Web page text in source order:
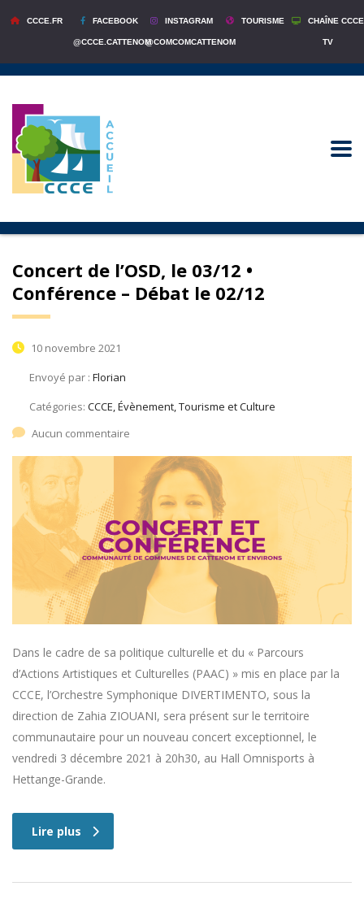
CCCE.FR FACEBOOK
@CCCE.CATTENOM
INSTAGRAM
@COMCOMCATTENOM
TOURISME CHAÎNE CCCE
TV
Concert de l’OSD, le 03/12 •
Conférence – Débat le 02/12
10 novembre 2021
Envoyé par : Florian
Catégories: CCCE, Évènement, Tourisme et Culture
Aucun commentaire
Dans le cadre de sa politique culturelle et du « Parcours
d’Actions Artistiques et Culturelles (PAAC) » mis en place par la
CCCE, l’Orchestre Symphonique DIVERTIMENTO, sous la
direction de Zahia ZIOUANI, sera présent sur le territoire
communautaire pour un nouveau concert exceptionnel, le
vendredi 3 décembre 2021 à 20h30, au Hall Omnisports à
Hettange-Grande.
Lire plus